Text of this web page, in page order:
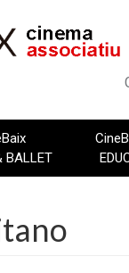
BALLET